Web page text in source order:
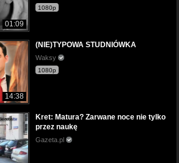
01:09
1080p
14:38
(NIE)TYPOWA STUDNIÓWKA
Waksy
1080p
Kret: Matura? Zarwane noce nie tylko
przez naukę
Gazeta.pl